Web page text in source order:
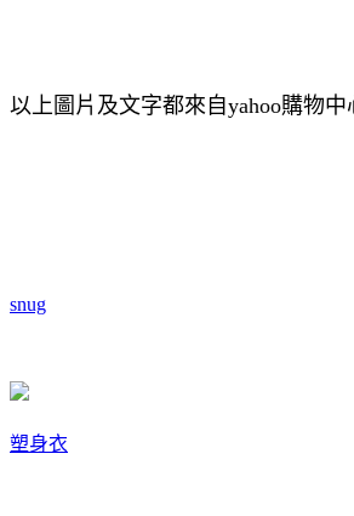
以上圖片及文字都來自yahoo購物中
snug
塑身衣